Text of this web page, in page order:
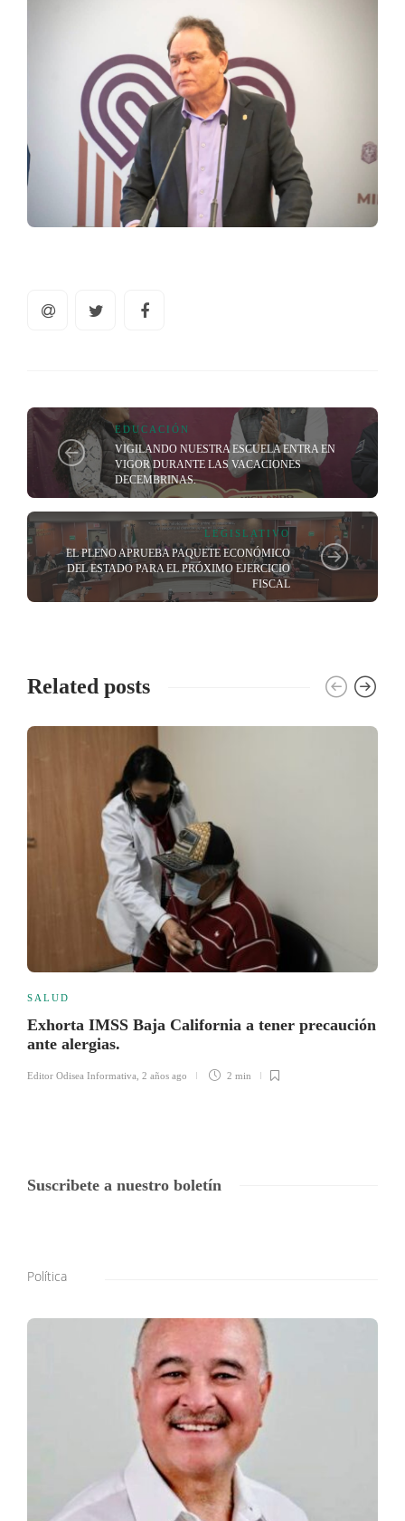
EDUCACIÓN
VIGILANDO NUESTRA ESCUELA ENTRA EN
VIGOR DURANTE LAS VACACIONES
DECEMBRINAS.
LEGISLATIVO
EL PLENO APRUEBA PAQUETE ECONÓMICO
DEL ESTADO PARA EL PRÓXIMO EJERCICIO
FISCAL
Related posts
SALUD
Exhorta IMSS Baja California a tener precaución
ante alergias.
Editor Odisea Informativa 2 años ago 2 min
Suscribete a nuestro boletín
Política